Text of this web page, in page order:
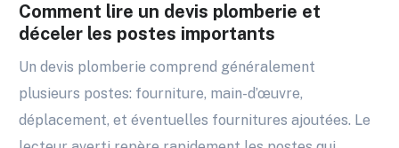
Comment lire un devis plomberie et
déceler les postes importants
Un devis plomberie comprend généralement
plusieurs postes: fourniture, main-d’œuvre,
déplacement, et éventuelles fournitures ajoutées. Le